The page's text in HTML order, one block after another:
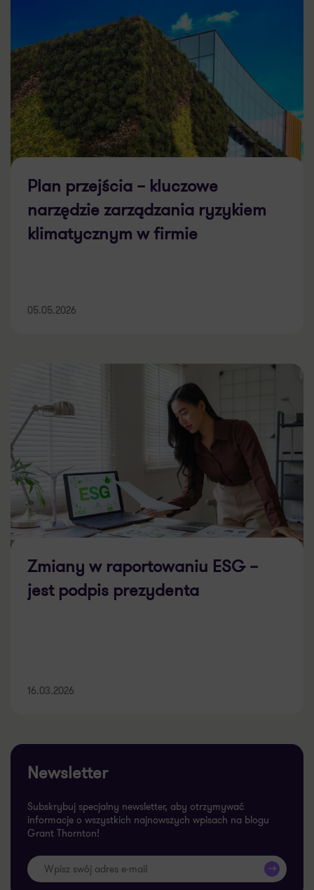
Plan przejścia – kluczowe
narzędzie zarządzania ryzykiem
klimatycznym w firmie
05.05.2026
Zmiany w raportowaniu ESG –
jest podpis prezydenta
16.03.2026
Newsletter
Subskrybuj specjalny newsletter, aby otrzymywać
informacje o wszystkich najnowszych wpisach na blogu
Grant Thornton!
>>